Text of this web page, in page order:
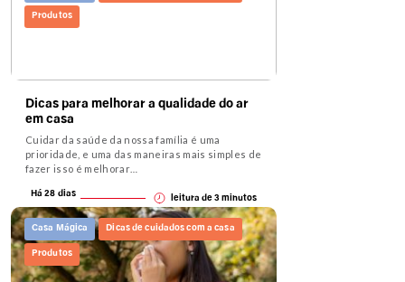
Produtos
Dicas para melhorar a qualidade do ar
em casa
Cuidar da saúde da nossa família é uma
prioridade, e uma das maneiras mais simples de
fazer isso é melhorar…
Há 28 dias leitura de 3 minutos
Casa Mágica Dicas de cuidados com a casa
Produtos